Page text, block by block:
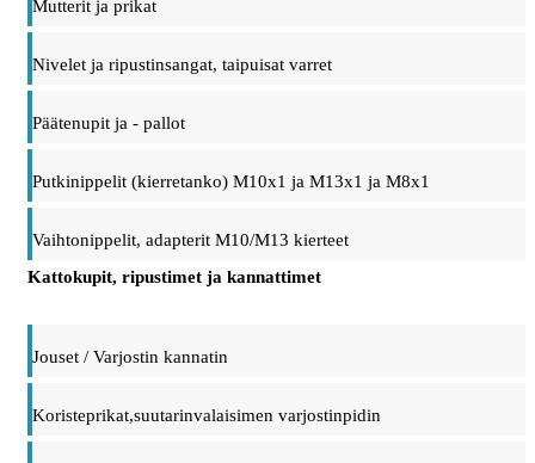
Mutterit ja prikat
Nivelet ja ripustinsangat, taipuisat varret
Päätenupit ja - pallot
Putkinippelit (kierretanko) M10x1 ja M13x1 ja M8x1
Vaihtonippelit, adapterit M10/M13 kierteet
Kattokupit, ripustimet ja kannattimet
Jouset / Varjostin kannatin
Koristeprikat,suutarinvalaisimen varjostinpidin